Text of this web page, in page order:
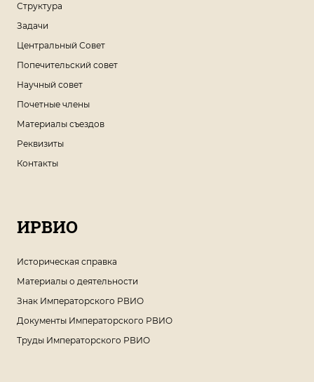
Структура
Задачи
Центральный Совет
Попечительский совет
Научный совет
Почетные члены
Материалы съездов
Реквизиты
Контакты
ИРВИО
Историческая справка
Материалы о деятельности
Знак Императорского РВИО
Документы Императорского РВИО
Труды Императорского РВИО